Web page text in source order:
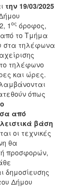
την 19/03/2025
1 ος όροφος,
από το Τμήμα
στα τηλέφωνα
τηλέφωνο
και ώρες.
όπως
από
βάση
οι τεχνικές
θα
προσφορών,
δημοσίευσης
Δήμου